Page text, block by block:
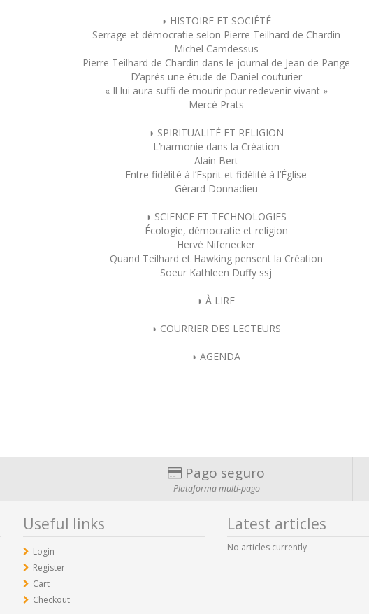
◗ HISTOIRE ET SOCIÉTÉ
Serrage et démocratie selon Pierre Teilhard de Chardin
Michel Camdessus
Pierre Teilhard de Chardin dans le journal de Jean de Pange
D’après une étude de Daniel couturier
« Il lui aura suffi de mourir pour redevenir vivant »
Mercé Prats
◗ SPIRITUALITÉ ET RELIGION
L’harmonie dans la Création
Alain Bert
Entre fidélité à l’Esprit et fidélité à l’Église
Gérard Donnadieu
◗ SCIENCE ET TECHNOLOGIES
Écologie, démocratie et religion
Hervé Nifenecker
Quand Teilhard et Hawking pensent la Création
Soeur Kathleen Duffy ssj
◗ À LIRE
◗ COURRIER DES LECTEURS
◗ AGENDA
Pago seguro
Plataforma multi-pago
Useful links
Login
Register
Cart
Checkout
Latest articles
No articles currently